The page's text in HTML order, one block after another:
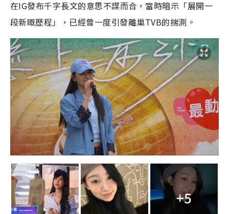
在IG發布千字長文的意思不謀而合，當時暗示「展開一
段新嘅歷程」，已經曾一度引發離巢TVB的揣測。
+5